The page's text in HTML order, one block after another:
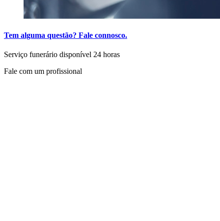
Tem alguma questão? Fale connosco.
Serviço funerário disponível 24 horas
Fale com um profissional